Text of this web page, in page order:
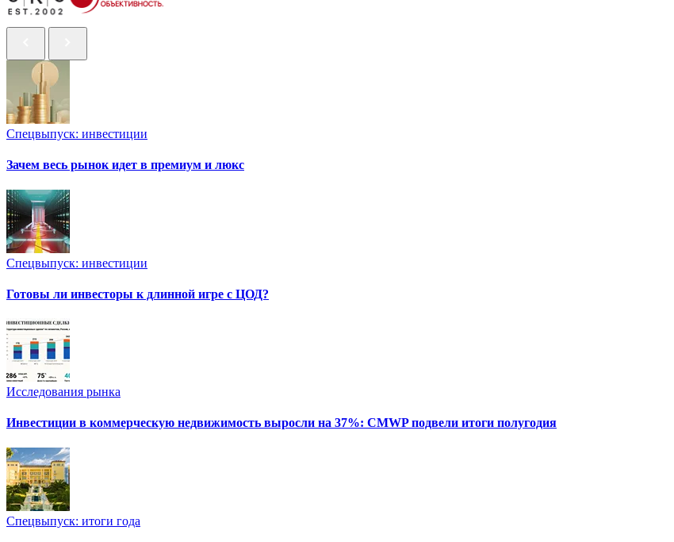
Спецвыпуск: инвестиции
Зачем весь рынок идет в премиум и люкс
Спецвыпуск: инвестиции
Готовы ли инвесторы к длинной игре с ЦОД?
Исследования рынка
Инвестиции в коммерческую недвижимость выросли на 37%: CMWP подвели итоги полугодия
Спецвыпуск: итоги года